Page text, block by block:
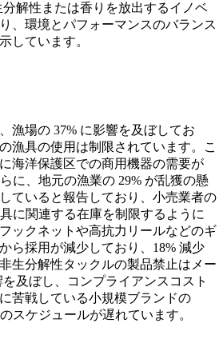
分解性または香りを放出するイノベ
、環境とパフォーマンスのバランス
しています。
漁場の 37% に影響を及ぼしてお
漁具の使用は制限されています。こ
海洋保護区での商用機器の需要が
に、地元の漁業の 29% が乱獲の懸
ていると報告しており、小売業者の
に関連する在庫を制限するように
ックネットや高抗力リールなどのギ
ら採用が減少しており、18% 減少
生分解性タックルの製品禁止はメー
及ぼし、コンプライアンスコスト
苦戦している小規模ブランドの
スケジュールが遅れています。